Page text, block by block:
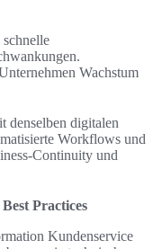
Wachstum
denselben digitalen
Workflows und
Continuity und
Practices
Kundenservice